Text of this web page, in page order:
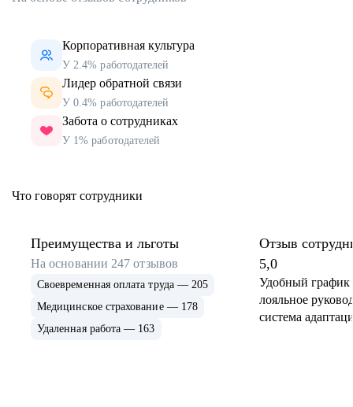
Корпоративная культура
У 2.4% работодателей
Лидер обратной связи
У 0.4% работодателей
Забота о сотрудниках
У 1% работодателей
Что говорят сотрудники
Преимущества и льготы
На основании 247 отзывов
Своевременная оплата труда — 205
Медицинское страхование — 178
Удаленная работа — 163
Отзыв
5,0
Удобный график
лояльное
система